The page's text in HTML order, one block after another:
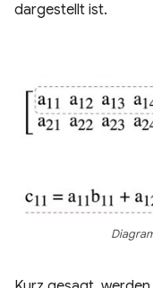
dargestellt ist.